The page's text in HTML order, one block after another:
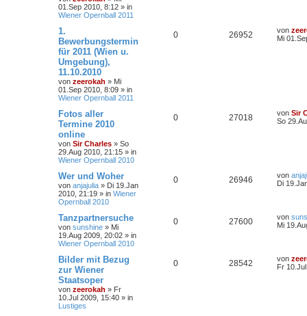
01.Sep 2010, 8:12 » in
Wiener Opernball 2011
1.
Bewerbungstermin
für 2011 (Wien u.
Umgebung),
11.10.2010
von zeerokah » Mi
01.Sep 2010, 8:09 » in
Wiener Opernball 2011
0 26952 von
Mi
Fotos aller
Termine 2010
online
von Sir Charles » So
29.Aug 2010, 21:15 » in
Wiener Opernball 2010
0 27018 von Sir
So
Wer und Woher
von anjajulia » Di 19.Jan
2010, 21:19 » in Wiener
Opernball 2010
0 26946 von
Di
Tanzpartnersuche
von sunshine » Mi
19.Aug 2009, 20:02 » in
Wiener Opernball 2010
0 27600 von
Mi
Bilder mit Bezug
zur Wiener
Staatsoper
von zeerokah » Fr
10.Jul 2009, 15:40 » in
Lustiges
0 28542 von
Fr